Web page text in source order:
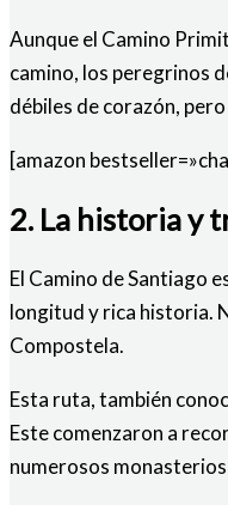
Aunque el Camino
camino, los peregrinos
débiles de corazón,
[amazon
2. La historia y
El Camino de Santiago
longitud y rica historia.
Compostela.
Esta ruta, también
Este comenzaron a
numerosos